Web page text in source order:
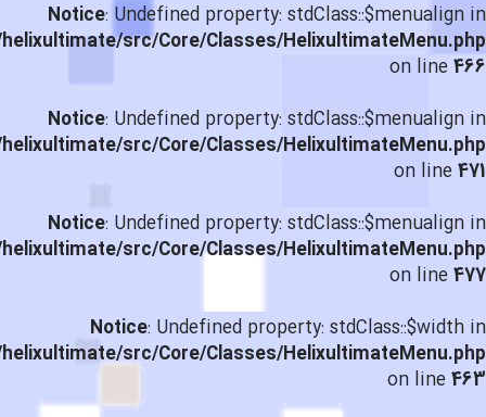
Notice: Undefined property: stdClass::$menualign in
src/Core/Classes/HelixultimateMenu.php
on line466
Notice: Undefined property: stdClass::$menualign in
src/Core/Classes/HelixultimateMenu.php
on line471
Notice: Undefined property: stdClass::$menualign in
src/Core/Classes/HelixultimateMenu.php
on line477
Notice: Undefined property: stdClass::$width in
src/Core/Classes/HelixultimateMenu.php
on line463